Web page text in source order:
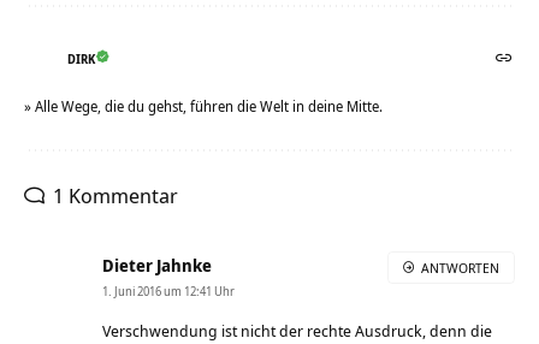
DIRK
» Alle Wege, die du gehst, führen die Welt in deine Mitte.
1 Kommentar
Dieter Jahnke
1. Juni 2016 um 12:41 Uhr
Verschwendung ist nicht der rechte Ausdruck, denn die
ANTWORTEN